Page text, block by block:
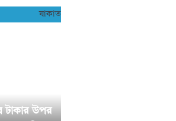
টাকার উপর